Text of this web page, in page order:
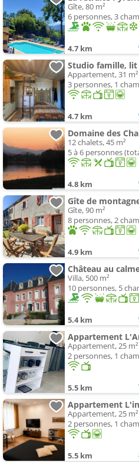
Gîte, 80 m²
6 personnes, 3
4.7 km
Studio famille,
Appartement, 31 m²
3 personnes, 1
4.7 km
Domaine des
12 chalets, 45 m²
5 à 6 personnes
4.8 km
Gîte de
Gîte, 90 m²
8 personnes, 2
4.9 km
Château au
Villa, 500 m²
10 personnes, 5
5.4 km
Appartement, 25 m²
2 personnes, 1
5.5 km
Appartement, 25 m²
2 personnes, 1
5.5 km